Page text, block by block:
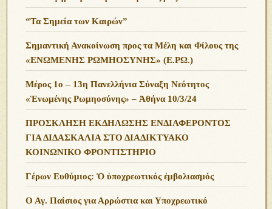
“Τα Σημεία των Καιρών”
Σημαντική Ανακοίνωση προς τα Μέλη και Φίλους της
«ΕΝΩΜΕΝΗΣ ΡΩΜΗΟΣΥΝΗΣ» (Ε.ΡΩ.)
Μέρος 1ο – 13η Πανελλήνια Σύναξη Νεότητος
«Ἑνωμένης Ρωμηοσύνης» – Ἀθήνα 10/3/24
ΠΡΟΣΚΛΗΣΗ ΕΚΔΗΛΩΣΗΣ ΕΝΔΙΑΦΕΡΟΝΤΟΣ
ΓΙΑ ΔΙΔΑΣΚΑΛΙΑ ΣΤΟ ΔΙΑΔΙΚΤΥΑΚΟ
ΚΟΙΝΩΝΙΚΟ ΦΡΟΝΤΙΣΤΗΡΙΟ
Γέρων Ευθύμιος: Ὁ ὑποχρεωτικός ἐμβολιασμός
Ο Αγ. Παίσιος για Αρρώστια και Υποχρεωτικό